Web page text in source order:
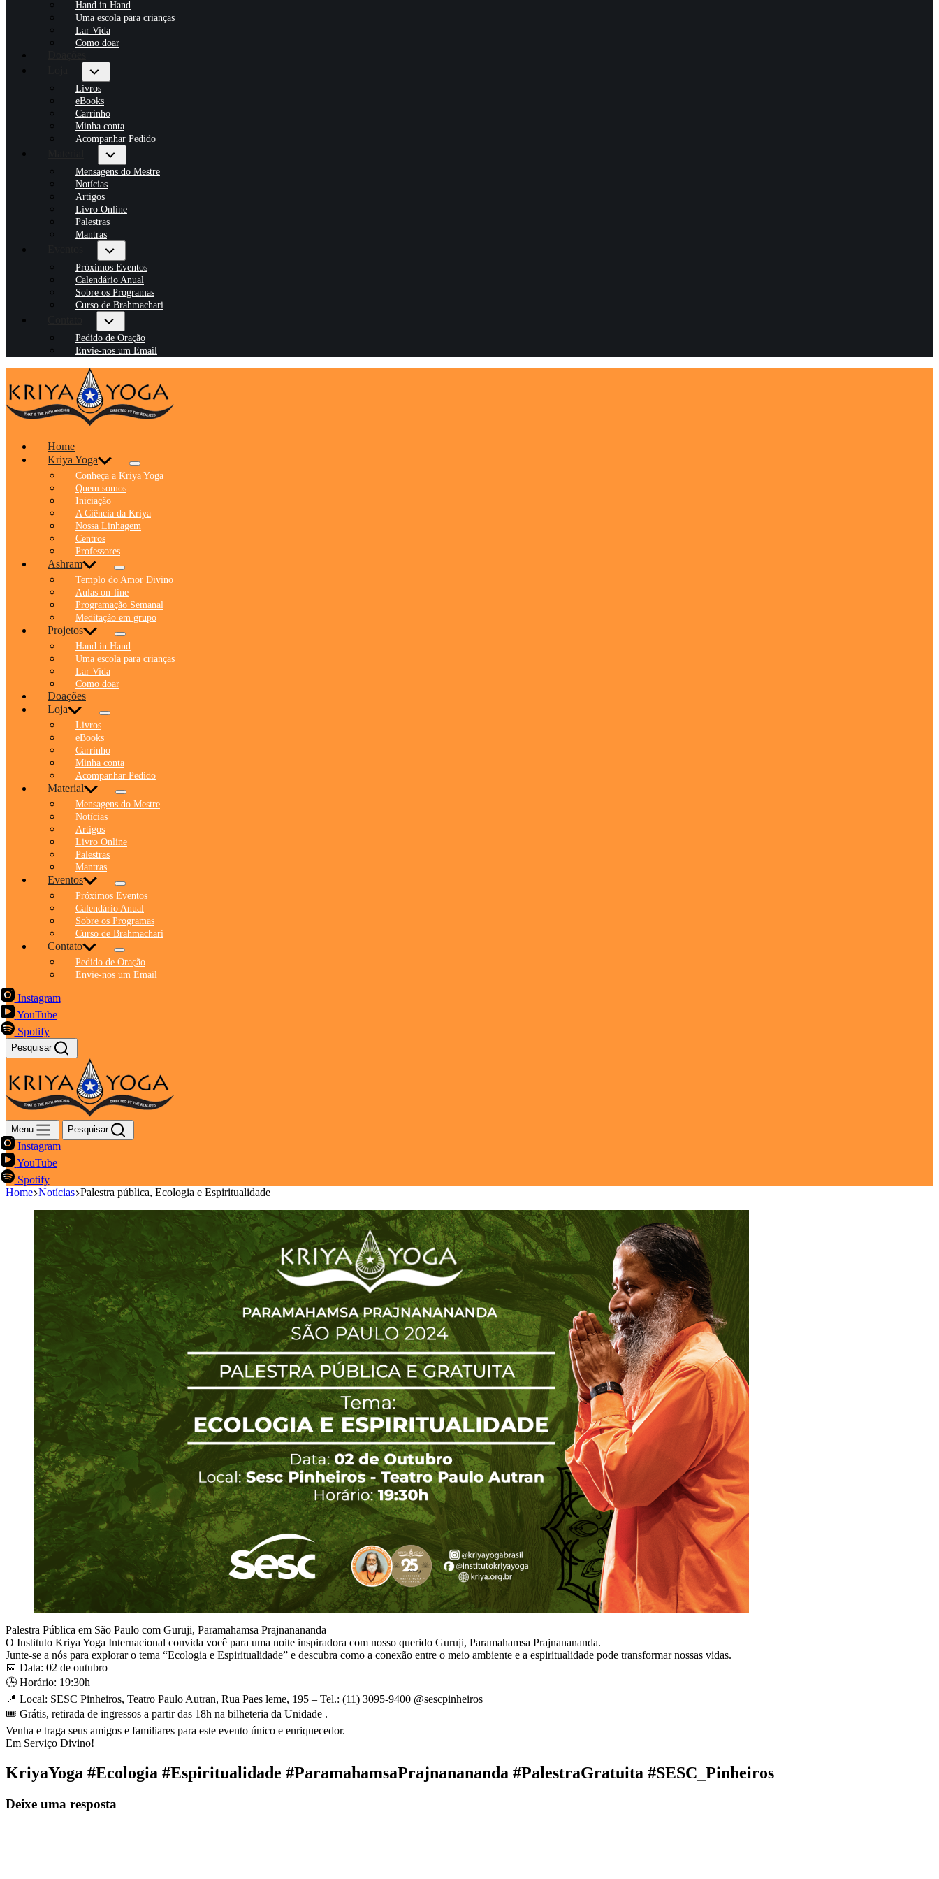
Hand in Hand
Uma escola para crianças
Lar Vida
Como doar
Livros
eBooks
Carrinho
Minha conta
Acompanhar Pedido
Mensagens do Mestre
Notícias
Artigos
Livro Online
Palestras
Mantras
Próximos Eventos
Calendário Anual
Sobre os Programas
Curso de Brahmachari
Pedido de Oração
Envie-nos um Email
Home
Kriya Yoga
Conheça a Kriya Yoga
Quem somos
Iniciação
A Ciência da Kriya
Nossa Linhagem
Centros
Professores
Ashram
Templo do Amor Divino
Aulas on-line
Programação Semanal
Meditação em grupo
Projetos
Hand in Hand
Uma escola para crianças
Lar Vida
Como doar
Doações
Loja
Livros
eBooks
Carrinho
Minha conta
Acompanhar Pedido
Material
Mensagens do Mestre
Notícias
Artigos
Livro Online
Palestras
Mantras
Eventos
Próximos Eventos
Calendário Anual
Sobre os Programas
Curso de Brahmachari
Contato
Pedido de Oração
Envie-nos um Email
Instagram
YouTube
Spotify
Pesquisar
Menu Pesquisar
Instagram
YouTube
Spotify
Home Notícias Palestra pública, Ecologia e Espiritualidade
Palestra Pública em São Paulo com Guruji, Paramahamsa Prajnanananda
O Instituto Kriya Yoga Internacional convida você para uma noite inspiradora com nosso querido Guruji, Paramahamsa Prajnanananda.
Junte-se a nós para explorar o tema “Ecologia e Espiritualidade” e descubra como a conexão entre o meio ambiente e a espiritualidade pode transformar nossas vidas.
📅 Data: 02 de outubro
🕒 Horário: 19:30h
📍 Local: SESC Pinheiros, Teatro Paulo Autran, Rua Paes leme, 195 – Tel.: (11) 3095-9400 @sescpinheiros
🎟 Grátis, retirada de ingressos a partir das 18h na bilheteria da Unidade .
Venha e traga seus amigos e familiares para este evento único e enriquecedor.
Em Serviço Divino!
KriyaYoga #Ecologia #Espiritualidade #ParamahamsaPrajnanananda #PalestraGratuita #SESC_Pinheiros
Deixe uma resposta